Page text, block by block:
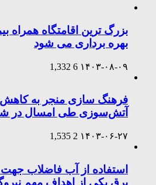
بزرگ ترین اقامتگاه همراه
بهره برداری می شود
۱۴۰۳-۰۸-۰۹ 6
1,332
آتش‌سوزی طی امسال در
۱۴۰۳-۰۶-۲۷ 2
1,535
استفاده از آب فاضلاب جهت
برق یکی از اهداف مهم